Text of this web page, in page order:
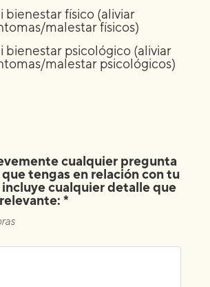
bienestar físico (aliviar
malestar físicos)
bienestar psicológico (aliviar
malestar psicológicos)
cualquier pregunta
tengas en relación con tu
cualquier detalle que
*